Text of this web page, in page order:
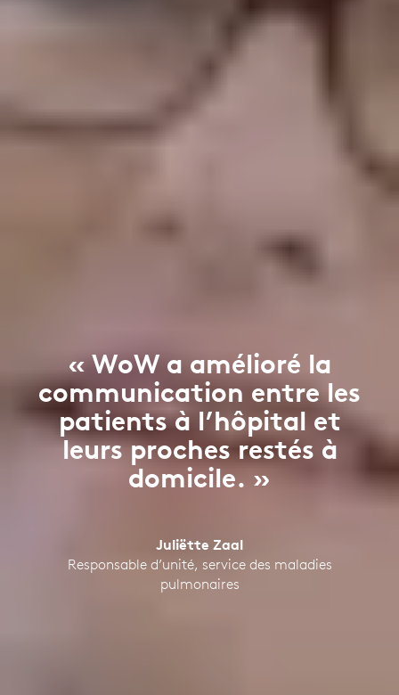
« WoW a amélioré la
communication entre les
patients à l’hôpital et
leurs proches restés à
domicile. »
Juliëtte Zaal
Responsable d’unité, service des maladies
pulmonaires